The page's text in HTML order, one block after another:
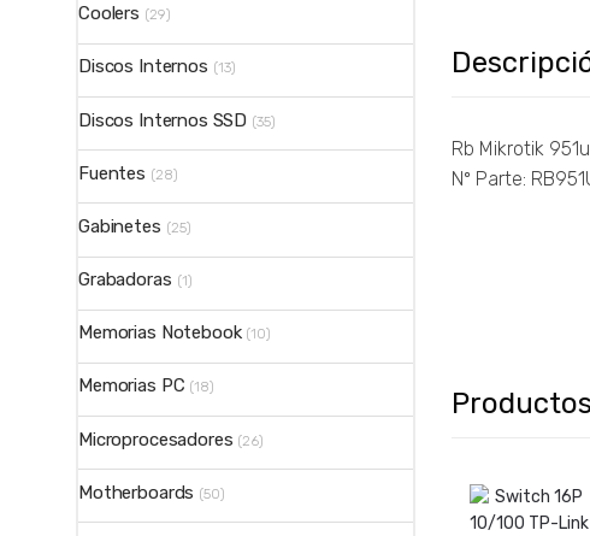
Rb Mikrotik
Nº Parte:
Coolers (29)
Discos Internos (13)
Discos Internos SSD (35)
Fuentes (28)
Gabinetes (25)
Grabadoras (1)
Memorias Notebook (10)
Memorias PC (18)
Microprocesadores (26)
Motherboards (50)